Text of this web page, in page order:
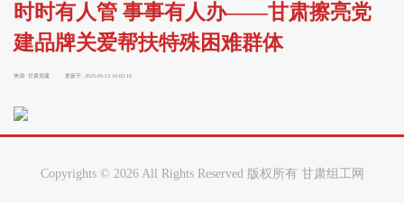
时时有人管 事事有人办——甘肃擦亮党
建品牌关爱帮扶特殊困难群体
来源: 甘肃党建 更新于: 2025-05-13 16:02:16
Copyrights © 2026 All Rights Reserved 版权所有 甘肃组工网